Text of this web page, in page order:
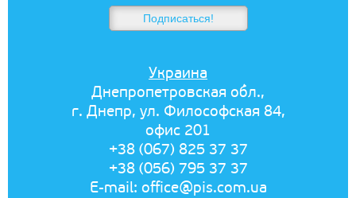
Украина
Днепропетровская обл.,
г. Днепр, ул. Философская 84,
офис 201
+38 (067) 825 37 37
+38 (056) 795 37 37
E-mail: office@pis.com.ua